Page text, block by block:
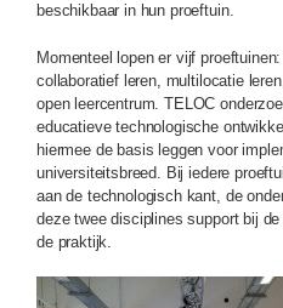
beschikbaar in hun proeftuin.
Momenteel lopen er vijf
collaboratief leren, multilocatie
open leercentrum. TELOC
educatieve technologische
hiermee de basis leggen voor
universiteitsbreed. Bij iedere
aan de technologisch kant, de
deze twee disciplines support bij
de praktijk.